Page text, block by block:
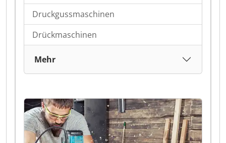
Druckgussmaschinen
Drückmaschinen
Mehr